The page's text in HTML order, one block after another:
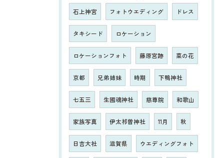
石上神宮 フォトウエディング ドレス
タキシード ロケーション
ロケーションフォト 藤原宮跡 菜の花
京都 兄弟姉妹 時期 下鴨神社
七五三 生國魂神社 慈尊院 和歌山
家族写真 伊太祁曽神社 11月 秋
日吉大社 滋賀県 ウエディングフォト